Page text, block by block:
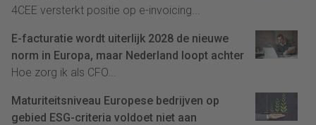
4CEE versterkt positie op e-invoicing...
E-facturatie wordt uiterlijk 2028 de nieuwe
norm in Europa, maar Nederland loopt achter
Hoe zorg ik als CFO...
Maturiteitsniveau Europese bedrijven op
gebied ESG-criteria voldoet niet aan